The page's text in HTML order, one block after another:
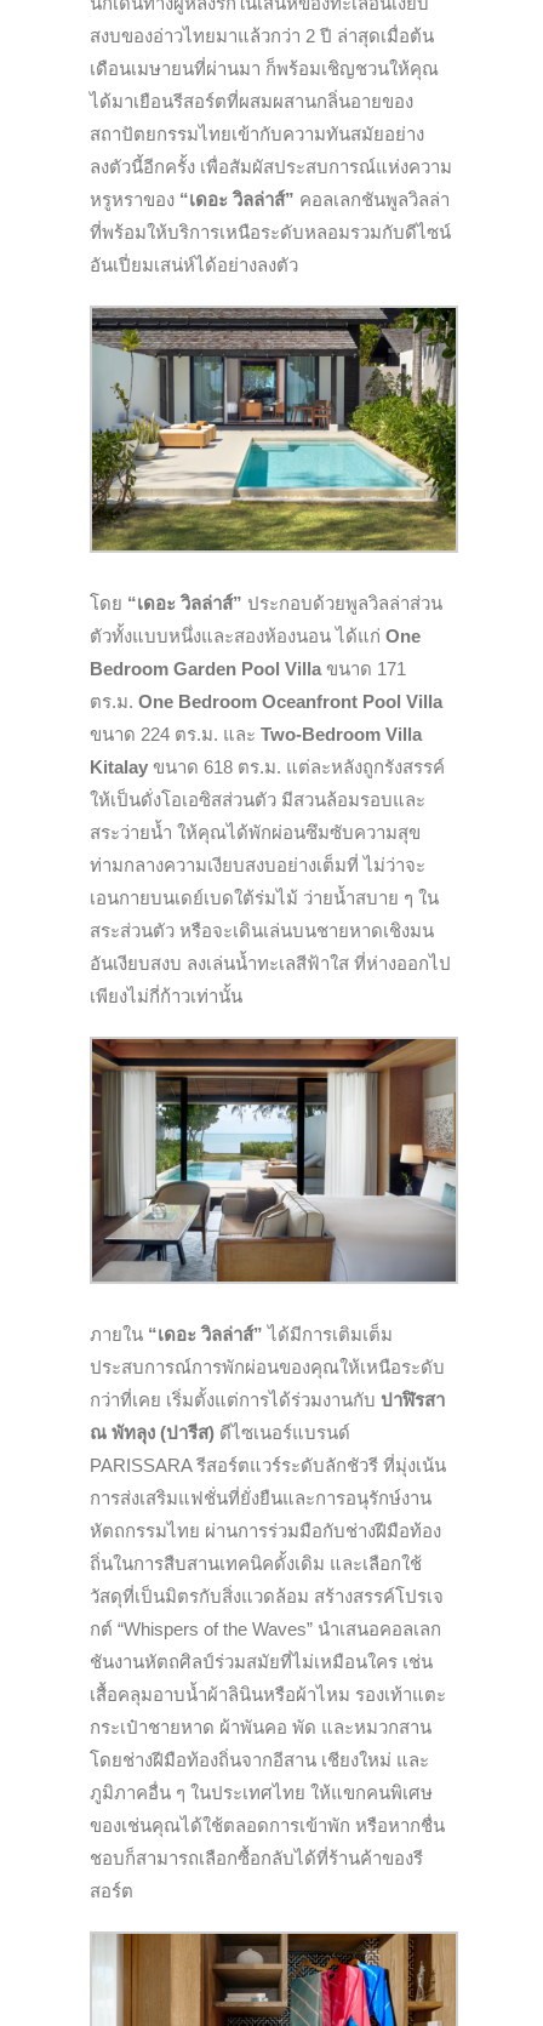
สงบของอ่าวไทยมาแล้วกว่า 2 ปี ล่าสุดเมื่อต้น
เดือนเมษายนที่ผ่านมา ก็พร้อมเชิญชวนให้คุณ
ได้มาเยือนรีสอร์ตที่ผสมผสานกลิ่นอายของ
สถาปัตยกรรมไทยเข้ากับความทันสมัยอย่าง
ลงตัวนี้อีกครั้ง เพื่อสัมผัสประสบการณ์แห่งความ
หรูหราของ “เดอะ วิลล่าส์” คอลเลกชันพูลวิลล่า
ที่พร้อมให้บริการเหนือระดับหลอมรวมกับดีไซน์
อันเปี่ยมเสน่ห์ได้อย่างลงตัว
โดย “เดอะ วิลล่าส์” ประกอบด้วยพูลวิลล่าส่วน
ตัวทั้งแบบหนึ่งและสองห้องนอน ได้แก่ One
Bedroom Garden Pool Villa ขนาด 171
ตร.ม. One Bedroom Oceanfront Pool Villa
ขนาด 224 ตร.ม. และ Two-Bedroom Villa
Kitalay ขนาด 618 ตร.ม. แต่ละหลังถูกรังสรรค์
ให้เป็นดั่งโอเอซิสส่วนตัว มีสวนล้อมรอบและ
สระว่ายน้ำ ให้คุณได้พักผ่อนซึมซับความสุข
ท่ามกลางความเงียบสงบอย่างเต็มที่ ไม่ว่าจะ
เอนกายบนเดย์เบดใต้ร่มไม้ ว่ายน้ำสบาย ๆ ใน
สระส่วนตัว หรือจะเดินเล่นบนชายหาดเชิงมน
อันเงียบสงบ ลงเล่นน้ำทะเลสีฟ้าใส ที่ห่างออกไป
เพียงไม่กี่ก้าวเท่านั้น
ภายใน “เดอะ วิลล่าส์” ได้มีการเติมเต็ม
ประสบการณ์การพักผ่อนของคุณให้เหนือระดับ
กว่าที่เคย เริ่มตั้งแต่การได้ร่วมงานกับ ปาฬิรสา
ณ พัทลุง (ปารีส) ดีไซเนอร์แบรนด์
PARISSARA รีสอร์ตแวร์ระดับลักชัวรี ที่มุ่งเน้น
การส่งเสริมแฟชั่นที่ยั่งยืนและการอนุรักษ์งาน
หัตถกรรมไทย ผ่านการร่วมมือกับช่างฝีมือท้อง
ถิ่นในการสืบสานเทคนิคดั้งเดิม และเลือกใช้
วัสดุที่เป็นมิตรกับสิ่งแวดล้อม สร้างสรรค์โปรเจ
กต์ “Whispers of the Waves” นำเสนอคอลเลก
ชันงานหัตถศิลป์ร่วมสมัยที่ไม่เหมือนใคร เช่น
เสื้อคลุมอาบน้ำผ้าลินินหรือผ้าไหม รองเท้าแตะ
กระเป๋าชายหาด ผ้าพันคอ พัด และหมวกสาน
โดยช่างฝีมือท้องถิ่นจากอีสาน เชียงใหม่ และ
ภูมิภาคอื่น ๆ ในประเทศไทย ให้แขกคนพิเศษ
ของเช่นคุณได้ใช้ตลอดการเข้าพัก หรือหากชื่น
ชอบก็สามารถเลือกซื้อกลับได้ที่ร้านค้าของรี
สอร์ต